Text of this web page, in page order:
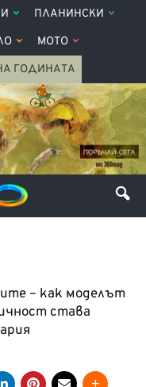
ПЛАНИНСКИ
МОТО
ГОДИНАТА
– как моделът
става